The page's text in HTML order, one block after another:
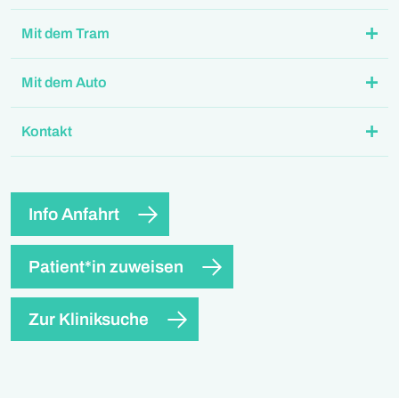
Mit dem Tram
Mit dem Auto
Kontakt
Info Anfahrt
Patient*in zuweisen
Zur Kliniksuche